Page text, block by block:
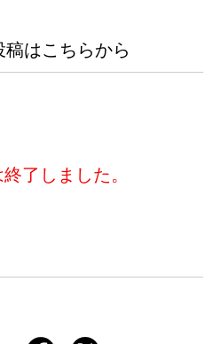
はこちらから
了しました。